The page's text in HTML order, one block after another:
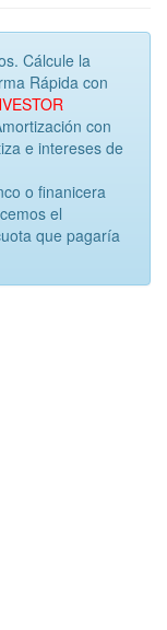
Cálcule la
Rápida con
con
e intereses de
o finanicera
el
que pagaría